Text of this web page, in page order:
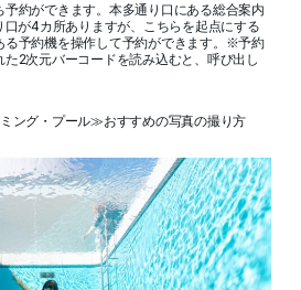
約ができます。本多通り口にある総合案内
口が4カ所ありますが、こちらを起点にする
る予約機を操作して予約ができます。※予約
2次元バーコードを読み込むと、呼び出し
ング・プール≫おすすめの写真の撮り方